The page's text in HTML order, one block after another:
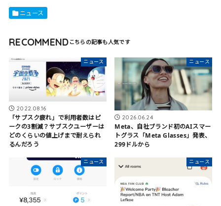
ニュース
RECOMMEND
ニュース
2022.08.16
「サブスク疲れ」で利用者数はピ
ークの3割減？サブスクユーザーは
どのくらいの値上げまで耐えられ
るんだろう
ニュース
2026.06.24
Meta、自社ブランド初のAIスマー
トグラス「Meta Glasses」発表、
299ドルから
ニュース ニュース